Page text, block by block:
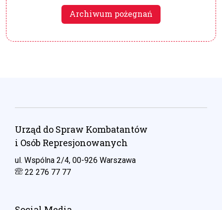
Archiwum pożegnań
Urząd do Spraw Kombatantów
i Osób Represjonowanych
ul. Wspólna 2/4, 00-926 Warszawa
22 276 77 77